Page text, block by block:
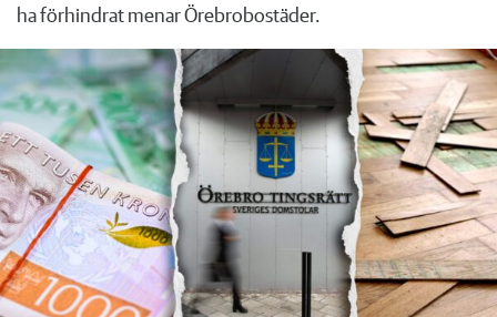
ha förhindrat menar Örebrobostäder.